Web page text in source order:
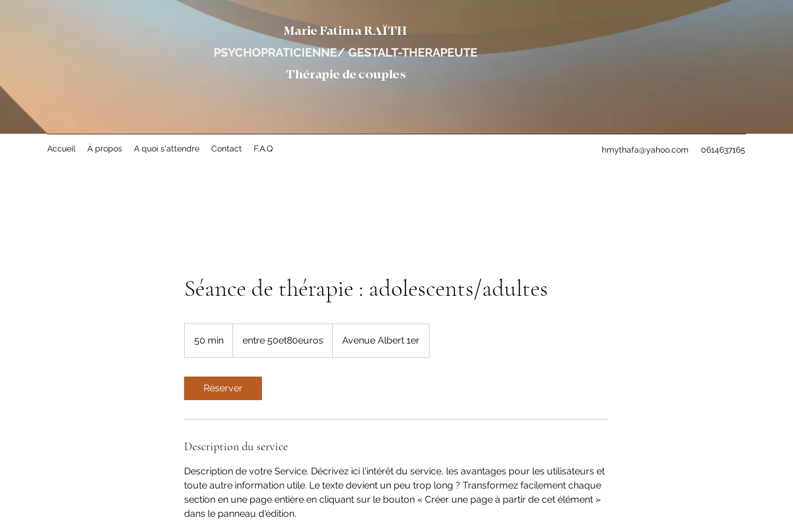
Marie Fatima RAÏTH
PSYCHOPRATICIENNE/ GESTALT-THERAPEUTE
Thérapie de couples
Accueil À propos A quoi s'attendre Contact F.A.Q hmythafa@yahoo.com 0614637165
Séance de thérapie : adolescents/adultes
50 min
0
entre 50et80euros Avenue Albert 1er
Réserver
Description du service
Description de votre Service. Décrivez ici l'intérêt du service, les avantages pour les utilisateurs et
toute autre information utile. Le texte devient un peu trop long ? Transformez facilement chaque
section en une page entière en cliquant sur le bouton « Créer une page à partir de cet élément »
dans le panneau d'édition.